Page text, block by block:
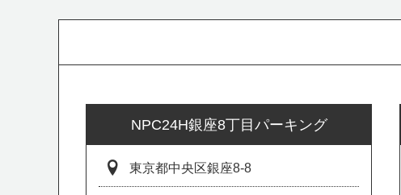
NPC24H銀座8丁目パーキング
東京都中央区銀座8-8